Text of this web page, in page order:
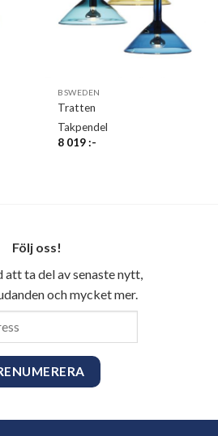
BSWEDEN
Tratten
Takpendel
8 019:-
Följ oss!
att ta del av senaste nytt,
och mycket mer.